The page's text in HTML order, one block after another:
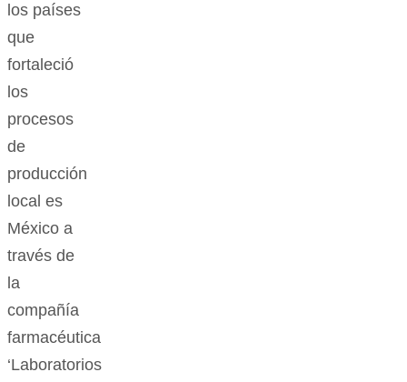
los países
que
fortaleció
los
procesos
de
producción
local es
México a
través de
la
compañía
farmacéutica
‘Laboratorios